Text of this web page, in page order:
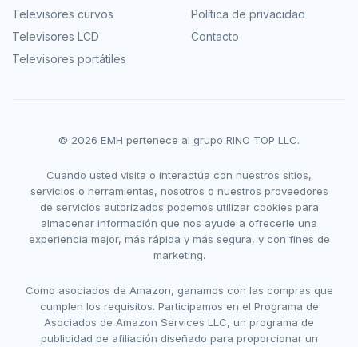
Televisores curvos
Televisores LCD
Televisores portátiles
Política de privacidad
Contacto
© 2026 EMH pertenece al grupo RINO TOP LLC.
Cuando usted visita o interactúa con nuestros sitios,
servicios o herramientas, nosotros o nuestros proveedores
de servicios autorizados podemos utilizar cookies para
almacenar información que nos ayude a ofrecerle una
experiencia mejor, más rápida y más segura, y con fines de
marketing.
Como asociados de Amazon, ganamos con las compras que
cumplen los requisitos. Participamos en el Programa de
Asociados de Amazon Services LLC, un programa de
publicidad de afiliación diseñado para proporcionar un